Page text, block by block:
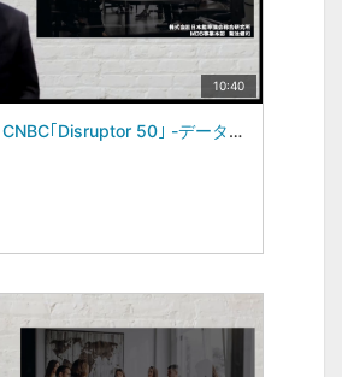
10:40
【01－002】CNBC｢Disruptor 50｣ -データを読む視点vol.2-（2022/10/01）